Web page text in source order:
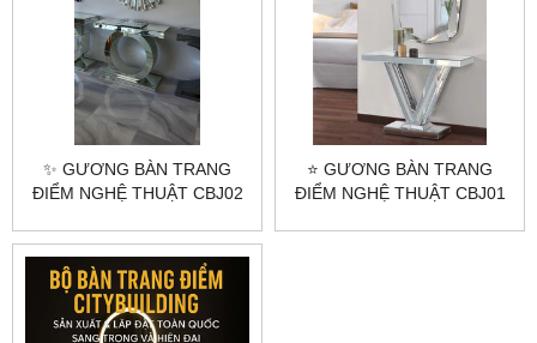
✨ GƯƠNG BÀN TRANG
ĐIỂM NGHỆ THUẬT CBJ02
GÓC LÀM ĐẸP ✨
⭐ GƯƠNG BÀN TRANG
ĐIỂM NGHỆ THUẬT CBJ01